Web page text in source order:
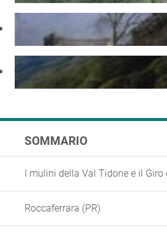
SOMMARIO
I mulini della Val Tidone e il Giro
Roccaferrara (PR)